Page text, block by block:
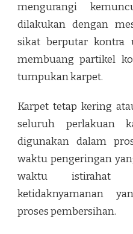
mengurangi
dilakukan dengan
sikat berputar kontra
membuang partikel
tumpukan karpet.
Karpet tetap kering
seluruh perlakuan
digunakan dalam
waktu pengeringan
waktu istirahat
ketidaknyamanan
proses pembersihan.